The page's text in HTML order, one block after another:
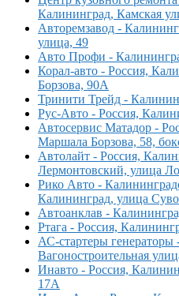
Калининград, Камская
Авторемзавод -
улица, 49
Авто Профи -
Корал-авто - Россия,
Борзова, 90А
Тринити Трейд -
Рус-Авто - Россия,
Автосервис Матадор -
Маршала Борзова, 58,
Автолайт - Россия,
Лермонтовский, улица
Рико Авто -
Калининград, улица
Автоанклав -
Ртага - Россия,
АС-стартеры генераторы
Вагоностроительная
Инавто - Россия,
17А